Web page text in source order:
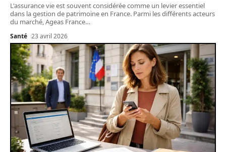
L'assurance vie est souvent considérée comme un levier essentiel
dans la gestion de patrimoine en France. Parmi les différents acteurs
du marché, Ageas France…
Santé 23 avril 2026